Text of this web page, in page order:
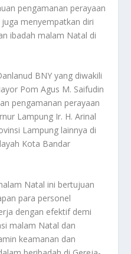
pengamanan perayaan
menyempatkan diri
ibadah malam Natal di
BNY yang diwakili
Pom Agus M. Saifudin
pengamanan perayaan
Lampung Ir. H. Arinal
Lampung lainnya di
Kota Bandar
Natal ini bertujuan
para personel
dengan efektif demi
malam Natal dan
keamanan dan